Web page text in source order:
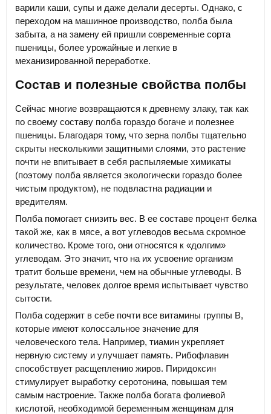
варили каши, супы и даже делали десерты. Однако, с
переходом на машинное производство, полба была
забыта, а на замену ей пришли современные сорта
пшеницы, более урожайные и легкие в
механизированной переработке.
Состав и полезные свойства полбы
Сейчас многие возвращаются к древнему злаку, так как
по своему составу полба гораздо богаче и полезнее
пшеницы. Благодаря тому, что зерна полбы тщательно
скрыты несколькими защитными слоями, это растение
почти не впитывает в себя распыляемые химикаты
(поэтому полба является экологически гораздо более
чистым продуктом), не подвластна радиации и
вредителям.
Полба помогает снизить вес. В ее составе процент белка
такой же, как в мясе, а вот углеводов весьма скромное
количество. Кроме того, они относятся к «долгим»
углеводам. Это значит, что на их усвоение организм
тратит больше времени, чем на обычные углеводы. В
результате, человек долгое время испытывает чувство
сытости.
Полба содержит в себе почти все витамины группы В,
которые имеют колоссальное значение для
человеческого тела. Например, тиамин укрепляет
нервную систему и улучшает память. Рибофлавин
способствует расщеплению жиров. Пиридоксин
стимулирует выработку серотонина, повышая тем
самым настроение. Также полба богата фолиевой
кислотой, необходимой беременным женщинам для